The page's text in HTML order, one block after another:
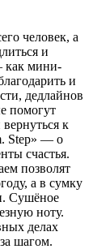
человек, а
и
как мини-
и
дедлайнов
помогут
к
Step» — о
счастья.
позволят
а в сумку
Сушёное
ноту.
делах
шагом.